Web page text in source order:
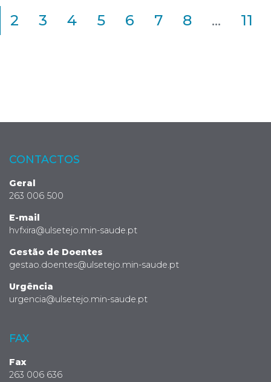
2 3 4 5 6 7 8 ... 11
CONTACTOS
Geral
263 006 500
E-mail
hvfxira@ulsetejo.min-saude.pt
Gestão de Doentes
gestao.doentes@ulsetejo.min-saude.pt
Urgência
urgencia@ulsetejo.min-saude.pt
FAX
Fax
263 006 636